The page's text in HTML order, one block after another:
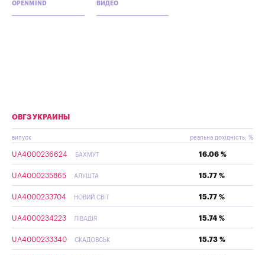
OPENMIND ВИДЕО
ОВГЗ УКРАИНЫ
випуск реальна дохідність, %
UA4000236624 БАХМУТ 16.06 %
UA4000235865 АЛУШТА 15.77 %
UA4000233704 НОВИЙ СВІТ 15.77 %
UA4000234223 ЛІВАДІЯ 15.74 %
UA4000233340 СКАДОВСЬК 15.73 %